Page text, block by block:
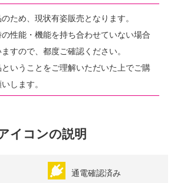
のため、現状有姿販売となります。
の性能・機能を持ち合わせていない場合
すので、都度ご確認ください。
ということをご理解いただいた上でご購
します。
イコンの説明
通電確認済み